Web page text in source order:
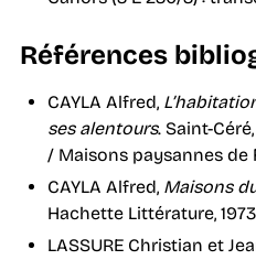
Références
CAYLA Alfred,
ses alentours. Saint-
/ Maisons paysannes de
CAYLA Alfred, Maisons
Hachette Littérature,
LASSURE Christian et